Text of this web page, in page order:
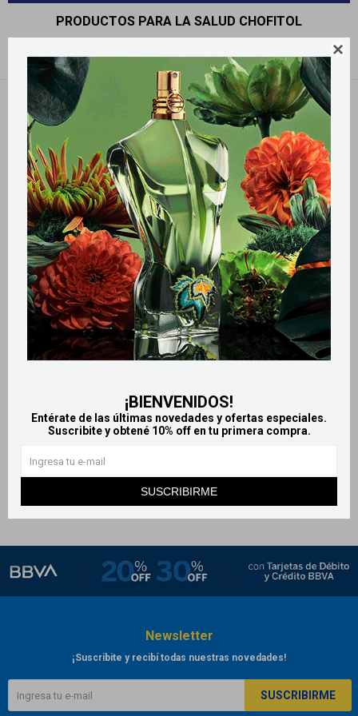

¡BIENVENIDOS!
Entérate de las últimas novedades y ofertas especiales.
Suscribite y obtené 10% off en tu primera compra.
SUSCRIBIRME
PRODUCTOS PARA LA SALUD CHOFITOL
Recomendados
Filtrando por: Chofitol
LlegaMAÑANA
LlegaMAÑANA
$ 1.040
Newsletter
¡Suscribite y recibí todas nuestras novedades!
SUSCRIBIRME